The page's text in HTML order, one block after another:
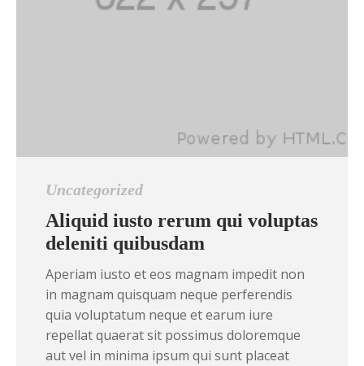
Uncategorized
Aliquid iusto rerum qui voluptas
deleniti quibusdam
Aperiam iusto et eos magnam impedit non
in magnam quisquam neque perferendis
quia voluptatum neque et earum iure
repellat quaerat sit possimus doloremque
aut vel in minima ipsum qui sunt placeat